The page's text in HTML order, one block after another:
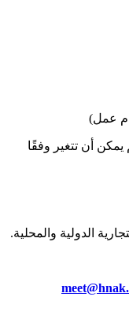
يمكن أن تتغير وفقًا
الدولية والمحلية.